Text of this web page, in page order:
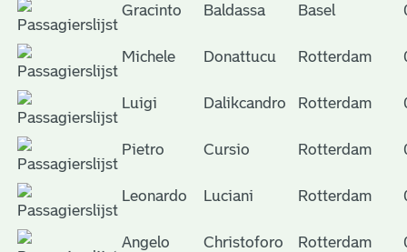
Gracinto Baldassa Basel
Michele Donattucu Rotterdam
Luigi Dalikcandro Rotterdam
Pietro Cursio Rotterdam
Leonardo Luciani Rotterdam
Angelo Christoforo Rotterdam